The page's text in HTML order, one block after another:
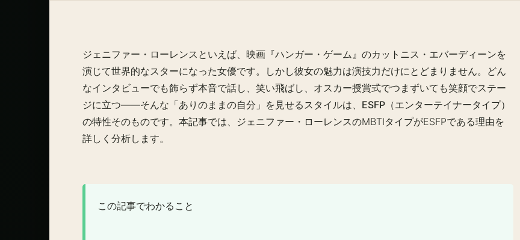
ジェニファー・ローレンスといえば、映画『ハンガー・ゲーム』のカットニス・エバーディーンを
演じて世界的なスターになった女優です。しかし彼女の魅力は演技力だけにとどまりません。どん
なインタビューでも飾らず本音で話し、笑い飛ばし、オスカー授賞式でつまずいても笑顔でステー
ジに立つ——そんな「ありのままの自分」を見せるスタイルは、 ESFP（エンターテイナータイプ）
の特性そのものです。本記事では、ジェニファー・ローレンスのMBTIタイプがESFPである理由を
詳しく分析します。
この記事でわかること